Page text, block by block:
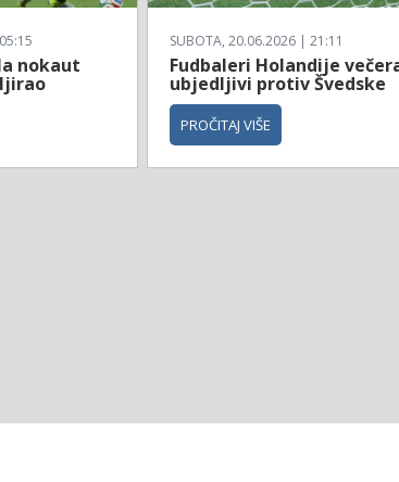
nokaut
SUBOTA, 20.06.2026 | 21:11
Fudbaleri Holandije
ubjedljivi protiv Švedske
PROČITAJ VIŠE